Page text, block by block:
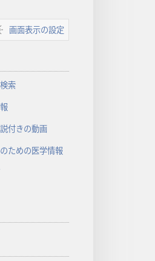
画面表示の設定
索
付きの動画
ための医学情報